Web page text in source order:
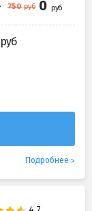
Подробнее